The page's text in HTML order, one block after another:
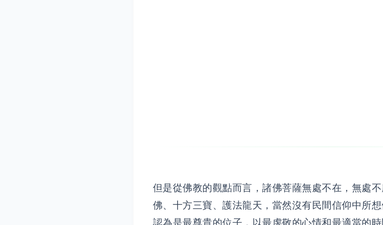
但是從佛教的觀點而言，諸佛菩薩無處不在，無處
佛、十方三寶、護法龍天，當然沒有民間信仰中所
認為是最尊貴的位子，以最虔敬的心情和最適當的